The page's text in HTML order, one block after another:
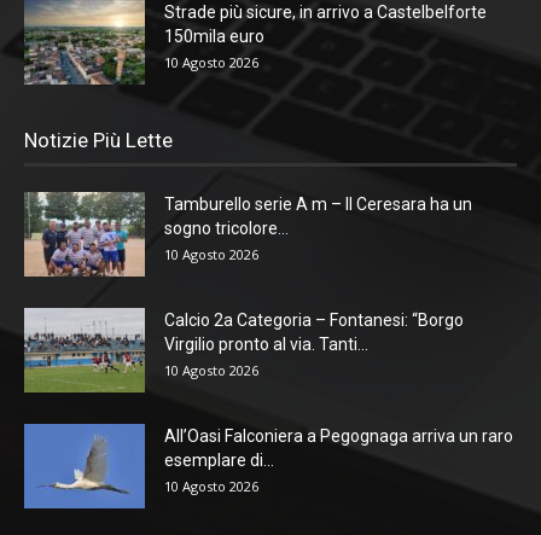
Strade più sicure, in arrivo a Castelbelforte
150mila euro
10 Agosto 2026
Notizie Più Lette
Tamburello serie A m – Il Ceresara ha un
sogno tricolore...
10 Agosto 2026
Calcio 2a Categoria – Fontanesi: “Borgo
Virgilio pronto al via. Tanti...
10 Agosto 2026
All’Oasi Falconiera a Pegognaga arriva un raro
esemplare di...
10 Agosto 2026